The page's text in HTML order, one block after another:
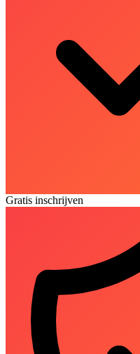
Gratis inschrijven